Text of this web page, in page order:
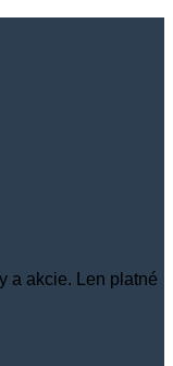
a akcie. Len platné